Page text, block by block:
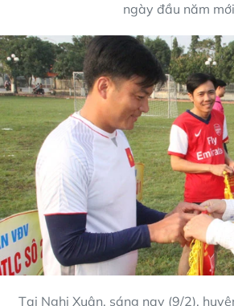
ngày đầu năm
Tại Nghi Xuân, sáng nay (9/2),